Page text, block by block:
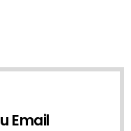
Email